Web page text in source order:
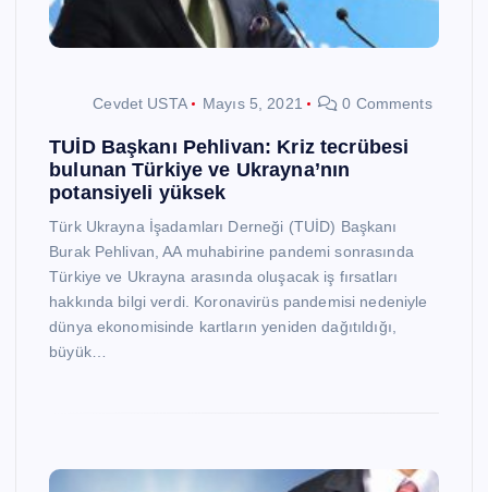
Cevdet USTA Mayıs 5, 2021 0 Comments
TUİD Başkanı Pehlivan: Kriz tecrübesi
bulunan Türkiye ve Ukrayna’nın
potansiyeli yüksek
Türk Ukrayna İşadamları Derneği (TUİD) Başkanı
Burak Pehlivan, AA muhabirine pandemi sonrasında
Türkiye ve Ukrayna arasında oluşacak iş fırsatları
hakkında bilgi verdi. Koronavirüs pandemisi nedeniyle
dünya ekonomisinde kartların yeniden dağıtıldığı,
büyük…